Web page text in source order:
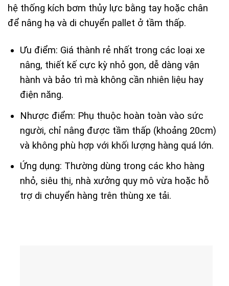
hệ thống kích bơm thủy lực bằng tay hoặc chân
để nâng hạ và di chuyển pallet ở tầm thấp.
Ưu điểm: Giá thành rẻ nhất trong các loại xe
nâng, thiết kế cực kỳ nhỏ gọn, dễ dàng vận
hành và bảo trì mà không cần nhiên liệu hay
điện năng.
Nhược điểm: Phụ thuộc hoàn toàn vào sức
người, chỉ nâng được tầm thấp (khoảng 20cm)
và không phù hợp với khối lượng hàng quá lớn.
Ứng dụng: Thường dùng trong các kho hàng
nhỏ, siêu thị, nhà xưởng quy mô vừa hoặc hỗ
trợ di chuyển hàng trên thùng xe tải.